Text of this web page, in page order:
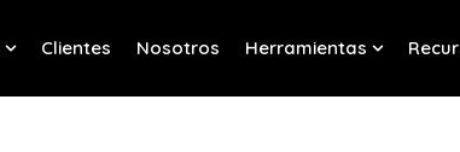
for Servicios
Show submenu for HubSpot
Clientes Nosotros Herramientas
Show